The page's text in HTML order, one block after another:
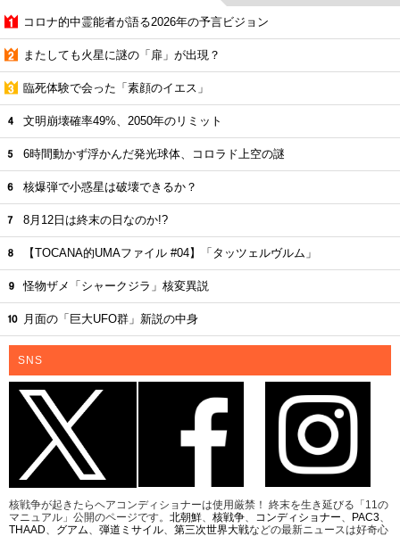
コロナ的中霊能者が語る2026年の予言ビジョン
またしても火星に謎の「扉」が出現？
臨死体験で会った「素顔のイエス」
文明崩壊確率49%、2050年のリミット
6時間動かず浮かんだ発光球体、コロラド上空の謎
核爆弾で小惑星は破壊できるか？
8月12日は終末の日なのか!?
【TOCANA的UMAファイル #04】「タッツェルヴルム」
怪物ザメ「シャークジラ」核変異説
月面の「巨大UFO群」新説の中身
SNS
核戦争が起きたらヘアコンディショナーは使用厳禁！ 終末を生き延びる「11の
マニュアル」公開のページです。 北朝鮮、 核戦争、 コンディショナー、 PAC3、
THAAD、 グアム、 弾道ミサイル、 第三次世界大戦などの最新ニュースは好奇心